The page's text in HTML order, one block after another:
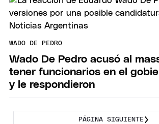
WADO DE PEDRO
Wado De Pedro acusó al
tener funcionarios en el
y le respondieron
PÁGINA SIGUIENTE